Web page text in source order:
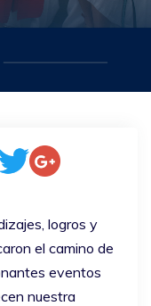
logros y
el camino de
eventos
nuestra